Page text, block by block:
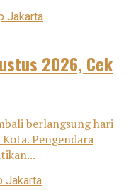
2026, Cek
berlangsung hari
Pengendara